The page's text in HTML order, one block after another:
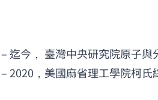
迄今， 臺灣中央研究院原子
2020，美國麻省理工學院柯